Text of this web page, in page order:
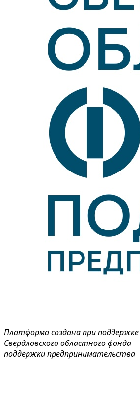
Платформа создана при поддержке
Свердловского областного фонда
поддержки предпринимательства